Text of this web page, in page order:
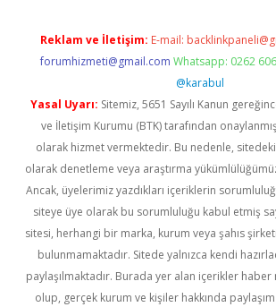
Reklam ve İletişim: E-mail:
forumhizmeti@gmail.com Whatsapp: 0262
@karabul
Yasal Uyarı: Sitemiz, 5651 Sayılı Kanun
ve İletişim Kurumu (BTK) tarafından
olarak hizmet vermektedir. Bu nedenle,
olarak denetleme veya araştırma
Ancak, üyelerimiz yazdıkları içeriklerin
siteye üye olarak bu sorumluluğu kabul etmiş
sitesi, herhangi bir marka, kurum veya şahıs
bulunmamaktadır. Sitede yalnızca kendi
paylaşılmaktadır. Burada yer alan içerikler haber
olup, gerçek kurum ve kişiler hakkında